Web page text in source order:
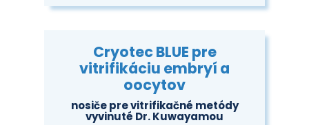
Cryotec BLUE pre
vitrifikáciu embryí a
oocytov
nosiče pre vitrifikačné metódy
vyvinuté Dr. Kuwayamou